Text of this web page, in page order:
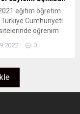
kararlar Resmi
yayımlanırken,
için normlar ile
bir düzenlemem
Yeni düzenlenmeye
eğitim öğretim
Türkiye Cumhuriyeti
öğrenim
uyruklu
224 bin 48
Mahmut Özer, CHP
Ömer Fethi
2021-2022
0